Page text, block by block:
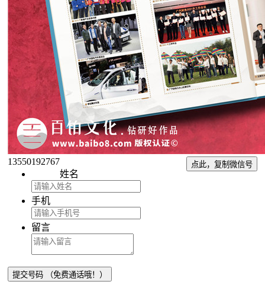
13550192767 点此，复制微信号
姓名
手机
留言